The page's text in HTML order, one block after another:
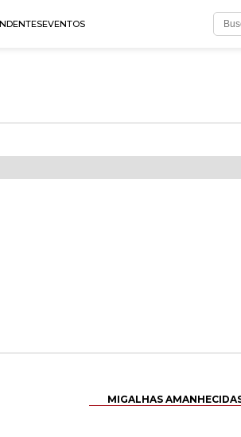
EVENTOS
MIGALHAS